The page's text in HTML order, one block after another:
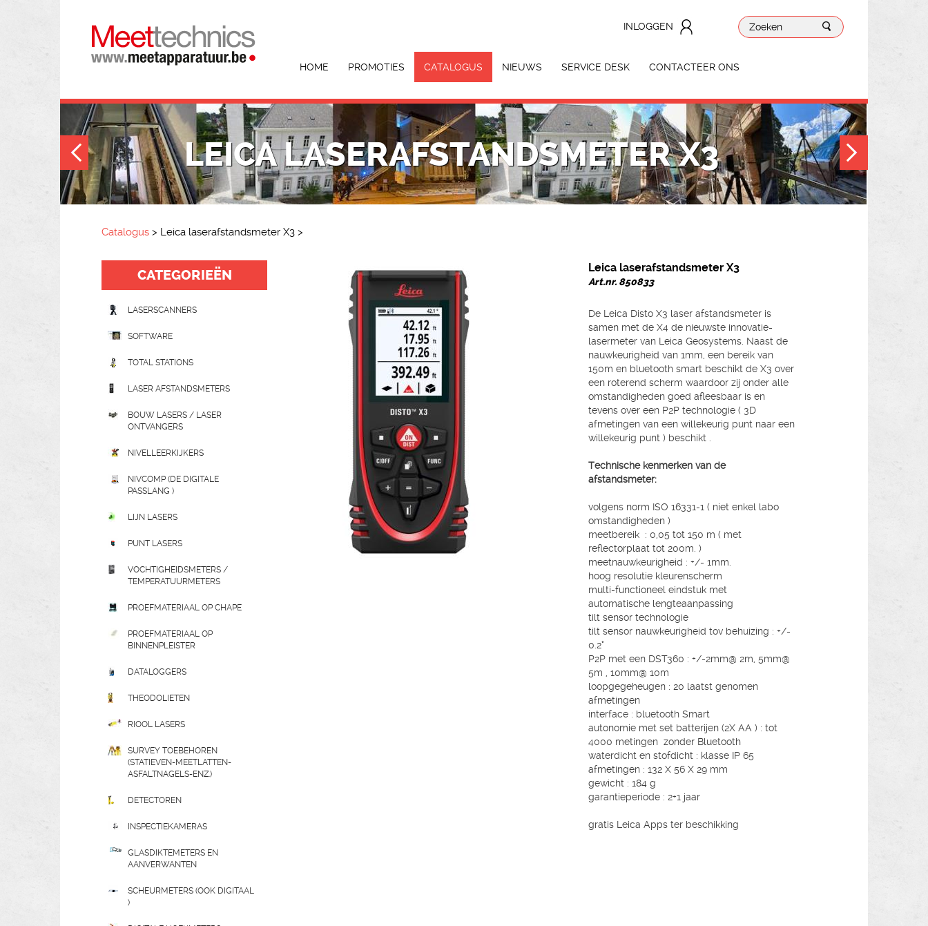
INLOGGEN
HOME PROMOTIES CATALOGUS NIEUWS SERVICE DESK CONTACTEER ONS
LEICA LASERAFSTANDSMETER X3
Catalogus > Leica laserafstandsmeter X3 >
CATEGORIEËN
LASERSCANNERS
SOFTWARE
TOTAL STATIONS
LASER AFSTANDSMETERS
BOUW LASERS / LASER
ONTVANGERS
NIVELLEERKIJKERS
NIVCOMP (DE DIGITALE
PASSLANG )
LIJN LASERS
PUNT LASERS
VOCHTIGHEIDSMETERS /
TEMPERATUURMETERS
PROEFMATERIAAL OP CHAPE
PROEFMATERIAAL OP
BINNENPLEISTER
DATALOGGERS
THEODOLIETEN
RIOOL LASERS
SURVEY TOEBEHOREN
(STATIEVEN-MEETLATTEN-
ASFALTNAGELS-ENZ.)
DETECTOREN
INSPECTIEKAMERAS
GLASDIKTEMETERS EN
AANVERWANTEN
SCHEURMETERS (OOK DIGITAAL
)
Leica laserafstandsmeter X3
Art.nr. 850833
De Leica Disto X3 laser afstandsmeter is
samen met de X4 de nieuwste innovatie-
lasermeter van Leica Geosystems. Naast de
nauwkeurigheid van 1mm, een bereik van
150m en bluetooth smart beschikt de X3 over
een roterend scherm waardoor zij onder alle
omstandigheden goed afleesbaar is en
tevens over een P2P technologie ( 3D
afmetingen van een willekeurig punt naar een
willekeurig punt ) beschikt .
Technische kenmerken van de
afstandsmeter:
volgens norm ISO 16331-1 ( niet enkel labo
omstandigheden )
meetbereik : 0,05 tot 150 m ( met
reflectorplaat tot 200m. )
meetnauwkeurigheid : +/- 1mm.
hoog resolutie kleurenscherm
multi-functioneel eindstuk met
automatische lengteaanpassing
tilt sensor technologie
tilt sensor nauwkeurigheid tov behuizing : +/-
0.2°
P2P met een DST360 : +/-2mm@ 2m, 5mm@
5m , 10mm@ 10m
loopgegeheugen : 20 laatst genomen
afmetingen
interface : bluetooth Smart
autonomie met set batterijen (2X AA ) : tot
4000 metingen zonder Bluetooth
waterdicht en stofdicht : klasse IP 65
afmetingen : 132 X 56 X 29 mm
gewicht : 184 g
garantieperiode : 2+1 jaar
gratis Leica Apps ter beschikking